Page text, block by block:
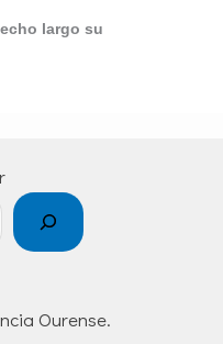
largo su
Ourense.